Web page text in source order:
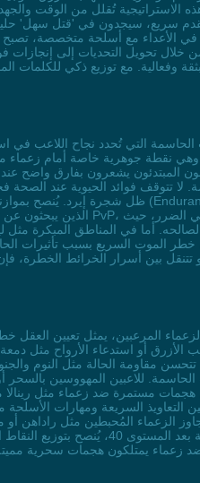
الاستراتيجية تُقلل من الوقت
سريع، سيجدون في 'قتل سهل'
في الأعداء مع أسلحة متخصصة،
تحويل التحديات إلى إنجازات
خطر الموت السريع بسبب
المرعبين، يمثل تعيين
مقاومة الحالة مثل النوم
مستمرة ضد زعماء مثل رينالا
الشعور بالسيطرة. بينما تبدأ
يمتلكون هجمات سحرية مميتة،